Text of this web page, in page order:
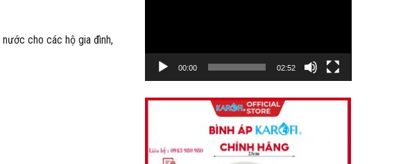
cho các hộ gia đình,
00:00 02:52